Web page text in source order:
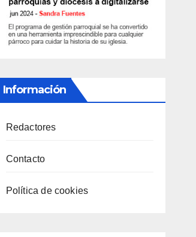
Información
Redactores
Contacto
Política de cookies